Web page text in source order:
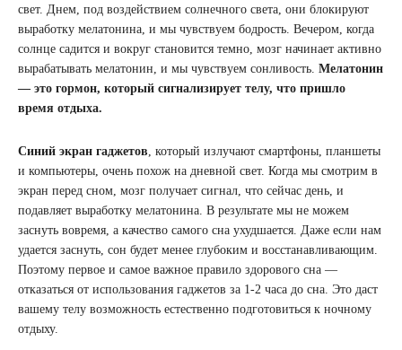
свет. Днем, под воздействием солнечного света, они блокируют
выработку мелатонина, и мы чувствуем бодрость. Вечером, когда
солнце садится и вокруг становится темно, мозг начинает активно
вырабатывать мелатонин, и мы чувствуем сонливость. Мелатонин
— это гормон, который сигнализирует телу, что пришло
время отдыха.
Синий экран гаджетов, который излучают смартфоны, планшеты
и компьютеры, очень похож на дневной свет. Когда мы смотрим в
экран перед сном, мозг получает сигнал, что сейчас день, и
подавляет выработку мелатонина. В результате мы не можем
заснуть вовремя, а качество самого сна ухудшается. Даже если нам
удается заснуть, сон будет менее глубоким и восстанавливающим.
Поэтому первое и самое важное правило здорового сна —
отказаться от использования гаджетов за 1-2 часа до сна. Это даст
вашему телу возможность естественно подготовиться к ночному
отдыху.